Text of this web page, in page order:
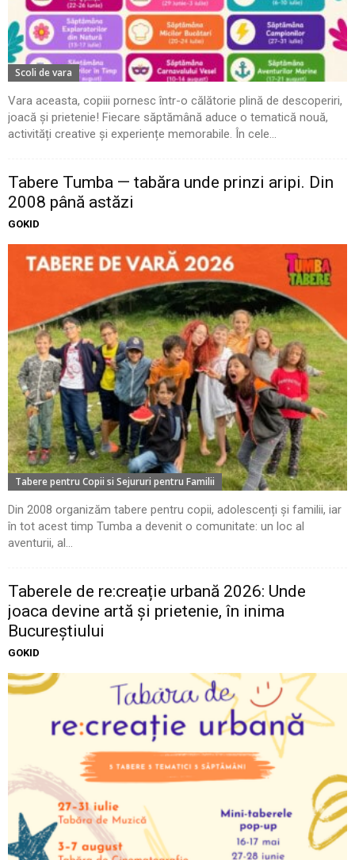
Scoli de vara
Vara aceasta, copiii pornesc într-o călătorie plină de descoperiri,
joacă și prietenie! Fiecare săptămână aduce o tematică nouă,
activități creative și experiențe memorabile. În cele...
Tabere Tumba — tabăra unde prinzi aripi. Din
2008 până astăzi
GOKID
Tabere pentru Copii si Sejururi pentru Familii
Din 2008 organizăm tabere pentru copii, adolescenți și familii, iar
în tot acest timp Tumba a devenit o comunitate: un loc al
aventurii, al...
Taberele de re:creație urbană 2026: Unde
joaca devine artă și prietenie, în inima
Bucureștiului
GOKID